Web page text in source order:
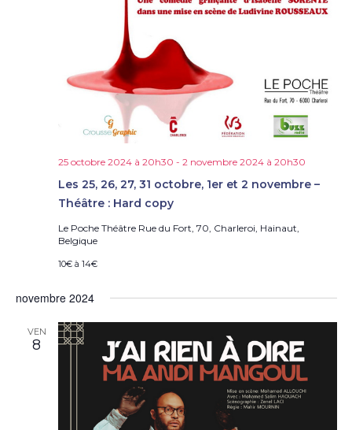
Les 25, 26, 27, 31 octobre, 1er et 2 novembre –
Théâtre : Hard copy
25 octobre 2024 à 20h30 - 2 novembre 2024 à 20h30
Le Poche Théâtre Rue du Fort, 70, Charleroi, Hainaut,
Belgique
10€ à 14€
novembre 2024
VEN
8